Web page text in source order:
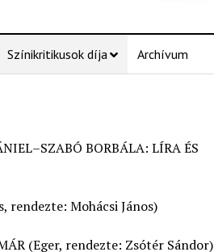
Színikritikusok díja Archívum
BORBÁLA: LÍRA ÉS
rendezte: Mohácsi János)
(Eger, rendezte: Zsótér Sándor)